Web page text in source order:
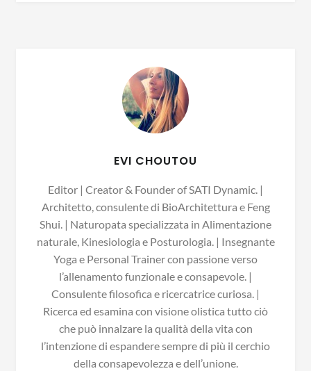
EVI CHOUTOU
Editor | Creator & Founder of SATI Dynamic. |
Architetto, consulente di BioArchitettura e Feng
Shui. | Naturopata specializzata in Alimentazione
naturale, Kinesiologia e Posturologia. | Insegnante
Yoga e Personal Trainer con passione verso
l’allenamento funzionale e consapevole. |
Consulente filosofica e ricercatrice curiosa. |
Ricerca ed esamina con visione olistica tutto ciò
che può innalzare la qualità della vita con
l’intenzione di espandere sempre di più il cerchio
della consapevolezza e dell’unione.